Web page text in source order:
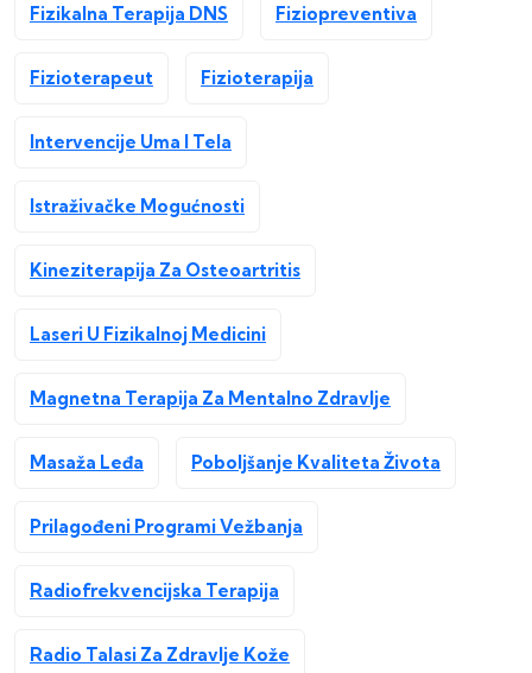
Fizikalna Terapija DNS Fiziopreventiva
Fizioterapeut Fizioterapija
Intervencije Uma I Tela
Istraživačke Mogućnosti
Kineziterapija Za Osteoartritis
Laseri U Fizikalnoj Medicini
Magnetna Terapija Za Mentalno Zdravlje
Masaža Leđa Poboljšanje Kvaliteta Života
Prilagođeni Programi Vežbanja
Radiofrekvencijska Terapija
Radio Talasi Za Zdravlje Kože